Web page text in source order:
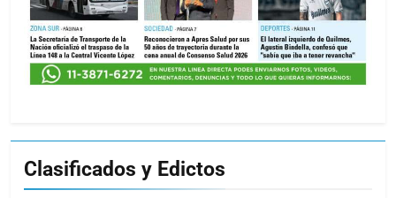
Clasificados y Edictos